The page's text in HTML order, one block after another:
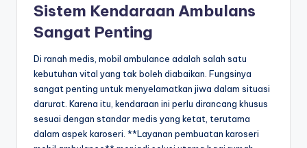
Sistem Kendaraan Ambulans
Sangat Penting
Di ranah medis, mobil ambulance adalah salah satu
kebutuhan vital yang tak boleh diabaikan. Fungsinya
sangat penting untuk menyelamatkan jiwa dalam situasi
darurat. Karena itu, kendaraan ini perlu dirancang khusus
sesuai dengan standar medis yang ketat, terutama
dalam aspek karoseri. **Layanan pembuatan karoseri